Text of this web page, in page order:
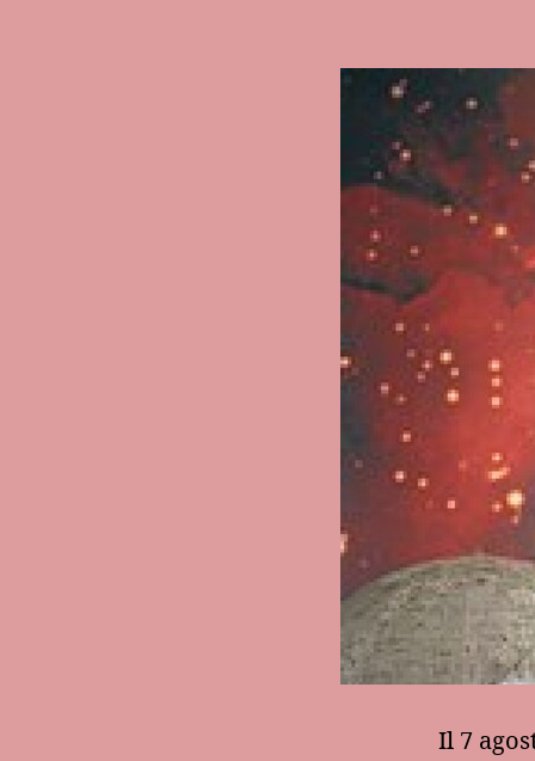
Il 7